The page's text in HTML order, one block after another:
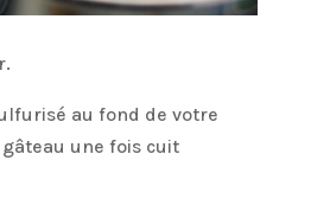
au fond de votre
une fois cuit